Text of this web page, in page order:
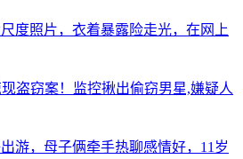
度照片，衣着暴露险走光，在网上
盗窃案！监控揪出偷窃男星,嫌疑人
游，母子俩牵手热聊感情好，11岁